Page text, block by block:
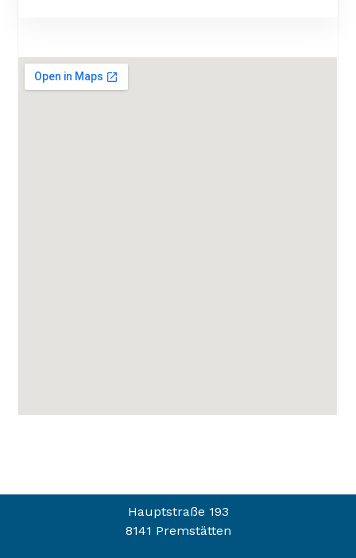
Hauptstraße 193
8141 Premstätten